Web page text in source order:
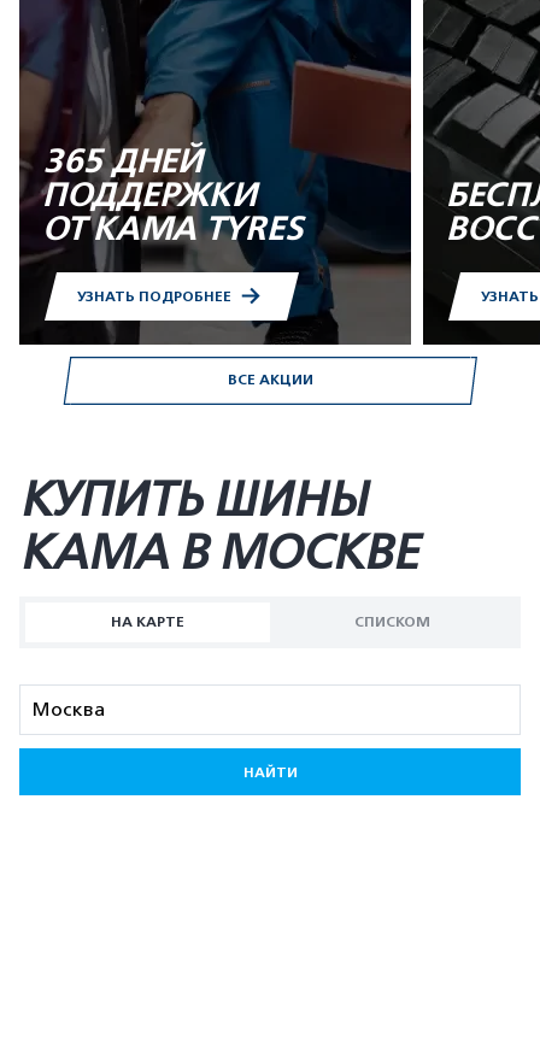
ВСЕ АКЦИИ
365 ДНЕЙ
ПОДДЕРЖКИ
ОТ KAMA TYRES
УЗНАТЬ ПОДРОБНЕЕ
КУПИТЬ ШИНЫ
KAMA В МОСКВЕ
НА КАРТЕ СПИСКОМ
НАЙТИ